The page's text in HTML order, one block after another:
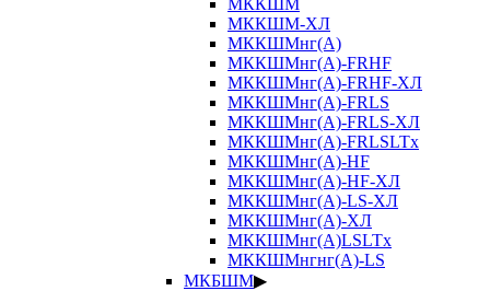
МККШМ
МККШМ-ХЛ
МККШМнг(А)
МККШМнг(А)-FRHF
МККШМнг(А)-FRHF-ХЛ
МККШМнг(А)-FRLS
МККШМнг(А)-FRLS-ХЛ
МККШМнг(А)-FRLSLTx
МККШМнг(А)-HF
МККШМнг(А)-HF-ХЛ
МККШМнг(А)-LS-ХЛ
МККШМнг(А)-ХЛ
МККШМнг(А)LSLTx
МККШМнгнг(А)-LS
МКБШМ▶